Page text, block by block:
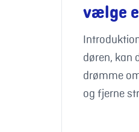
vælge
døren, kan
drømme
og fjerne